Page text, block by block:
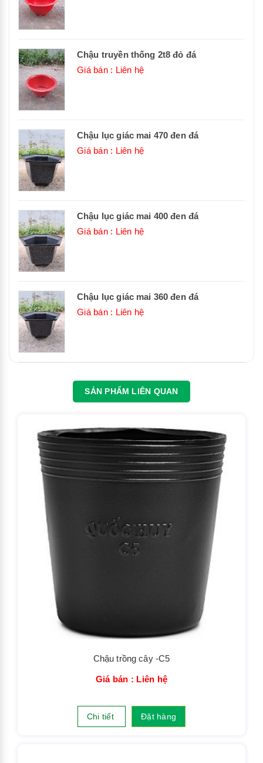
Chậu truyền thống 2t8 đỏ đá
Giá bán : Liên hệ
Chậu lục giác mai 470 đen đá
Giá bán : Liên hệ
Chậu lục giác mai 400 đen đá
Giá bán : Liên hệ
Chậu lục giác mai 360 đen đá
Giá bán : Liên hệ
SẢN PHẨM LIÊN QUAN
Chậu trồng cây -C5
Giá bán : Liên hệ
Chi tiết Đặt hàng